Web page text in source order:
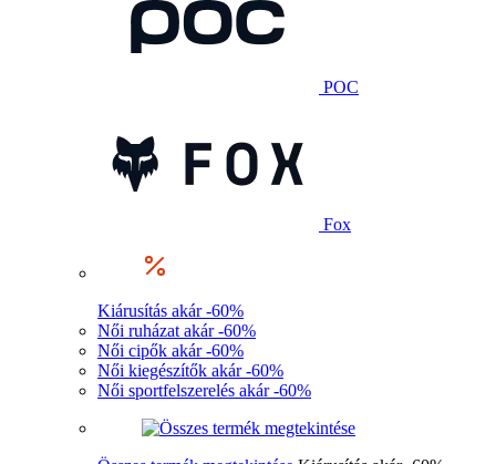
POC
Fox
Kiárusítás akár -60%
Női ruházat akár -60%
Női cipők akár -60%
Női kiegészítők akár -60%
Női sportfelszerelés akár -60%